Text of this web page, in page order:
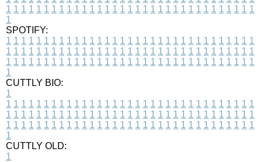
1 1 1 1 1 1 1 1 1 1 1 1 1 1 1 1 1 1 1 1 1 1 1 1 1 1 1 1 1 1 1 1 1
1
SPOTIFY:
1 1 1 1 1 1 1 1 1 1 1 1 1 1 1 1 1 1 1 1 1 1 1 1 1 1 1 1 1 1 1 1 1
1 1 1 1 1 1 1 1 1 1 1 1 1 1 1 1 1 1 1 1 1 1 1 1 1 1 1 1 1 1 1 1 1
1 1 1 1 1 1 1 1 1 1 1 1 1 1 1 1 1 1 1 1 1 1 1 1 1 1 1 1 1 1 1 1 1
1
CUTTLY BIO:
1
1 1 1 1 1 1 1 1 1 1 1 1 1 1 1 1 1 1 1 1 1 1 1 1 1 1 1 1 1 1 1 1 1
1 1 1 1 1 1 1 1 1 1 1 1 1 1 1 1 1 1 1 1 1 1 1 1 1 1 1 1 1 1 1 1 1
1 1 1 1 1 1 1 1 1 1 1 1 1 1 1 1 1 1 1 1 1 1 1 1 1 1 1 1 1 1 1 1 1
1
CUTTLY OLD:
1